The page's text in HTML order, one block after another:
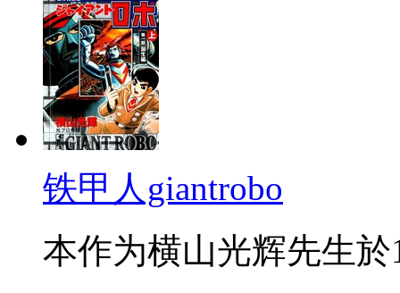
铁甲人giantrobo
本作为横山光辉先生於